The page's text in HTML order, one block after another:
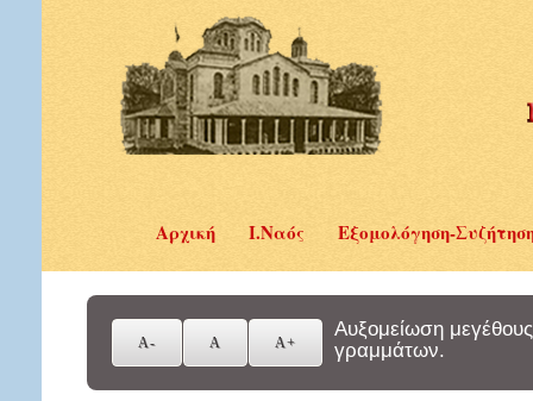
Αρχική Ι.Ναός Εξομολόγηση-
Αυξομείωση μεγέθους
γραμμάτων.